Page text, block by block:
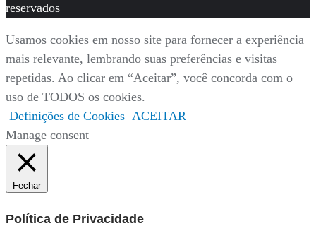
reservados
Usamos cookies em nosso site para fornecer a experiência
mais relevante, lembrando suas preferências e visitas
repetidas. Ao clicar em “Aceitar”, você concorda com o
uso de TODOS os cookies.
Definições de Cookies ACEITAR
Manage consent
Fechar
Política de Privacidade